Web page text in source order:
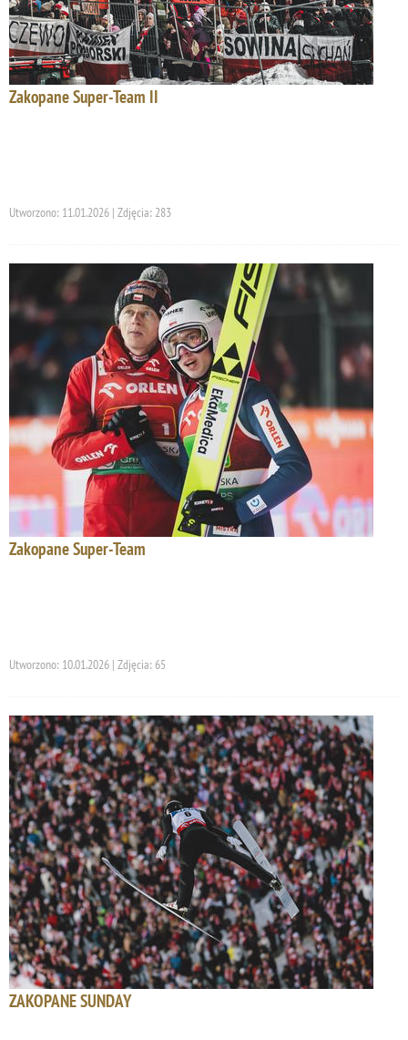
Zakopane Super-Team II
Utworzono: 11.01.2026 | Zdjęcia: 283
Zakopane Super-Team
Utworzono: 10.01.2026 | Zdjęcia: 65
ZAKOPANE SUNDAY